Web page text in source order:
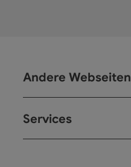
Andere Webseiten
Services